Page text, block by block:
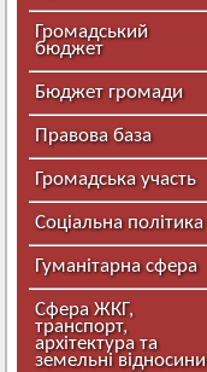
Громадський
бюджет
Бюджет громади
Правова база
Громадська участь
Соціальна політика
Гуманітарна сфера
Сфера ЖКГ,
транспорт,
архітектура та
земельні відносини